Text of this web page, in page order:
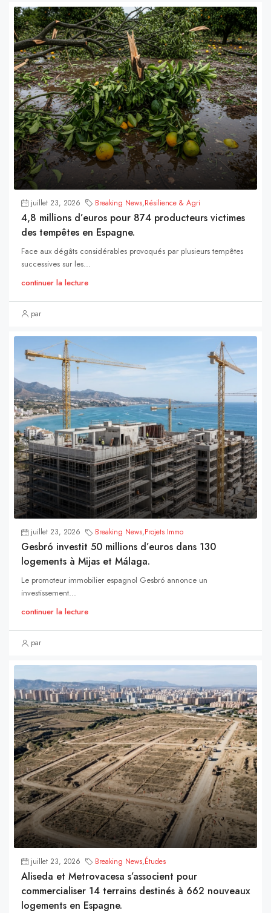
juillet 23, 2026 Breaking News,Résilience & Agri
4,8 millions d’euros pour 874 producteurs victimes
des tempêtes en Espagne.
Face aux dégâts considérables provoqués par plusieurs tempêtes
successives sur les...
continuer la lecture
par
juillet 23, 2026 Breaking News,Projets Immo
Gesbró investit 50 millions d’euros dans 130
logements à Mijas et Málaga.
Le promoteur immobilier espagnol Gesbró annonce un
investissement...
continuer la lecture
par
juillet 23, 2026 Breaking News,Études
Aliseda et Metrovacesa s’associent pour
commercialiser 14 terrains destinés à 662 nouveaux
logements en Espagne.